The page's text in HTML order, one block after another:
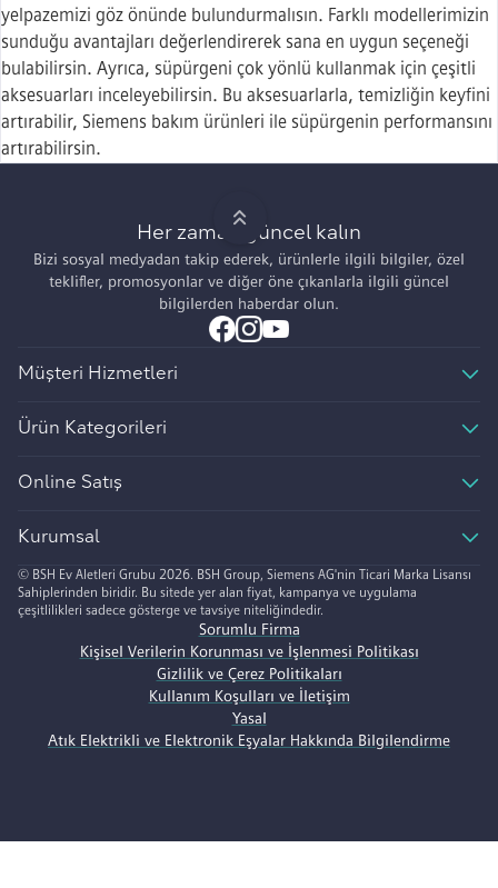
yelpazemizi göz önünde bulundurmalısın. Farklı modellerimizin
sunduğu avantajları değerlendirerek sana en uygun seçeneği
bulabilirsin. Ayrıca, süpürgeni çok yönlü kullanmak için çeşitli
aksesuarları inceleyebilirsin. Bu aksesuarlarla, temizliğin keyfini
artırabilir, Siemens bakım ürünleri ile süpürgenin performansını
artırabilirsin.
Her zaman güncel kalın
Bizi sosyal medyadan takip ederek, ürünlerle ilgili bilgiler, özel
teklifler, promosyonlar ve diğer öne çıkanlarla ilgili güncel
bilgilerden haberdar olun.
Müşteri Hizmetleri
Ürün Kategorileri
Online Satış
Kurumsal
© BSH Ev Aletleri Grubu 2026. BSH Group, Siemens AG'nin Ticari Marka Lisansı
Sahiplerinden biridir. Bu sitede yer alan fiyat, kampanya ve uygulama
çeşitlilikleri sadece gösterge ve tavsiye niteliğindedir.
Sorumlu Firma
Kişisel Verilerin Korunması ve İşlenmesi Politikası
Gizlilik ve Çerez Politikaları
Kullanım Koşulları ve İletişim
Yasal
Atık Elektrikli ve Elektronik Eşyalar Hakkında Bilgilendirme